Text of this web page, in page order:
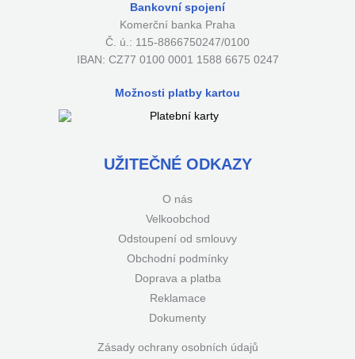
Bankovní spojení
Komerční banka Praha
Č. ú.: 115-8866750247/0100
IBAN: CZ77 0100 0001 1588 6675 0247
Možnosti platby kartou
UŽITEČNÉ ODKAZY
O nás
Velkoobchod
Odstoupení od smlouvy
Obchodní podmínky
Doprava a platba
Reklamace
Dokumenty
Zásady ochrany osobních údajů